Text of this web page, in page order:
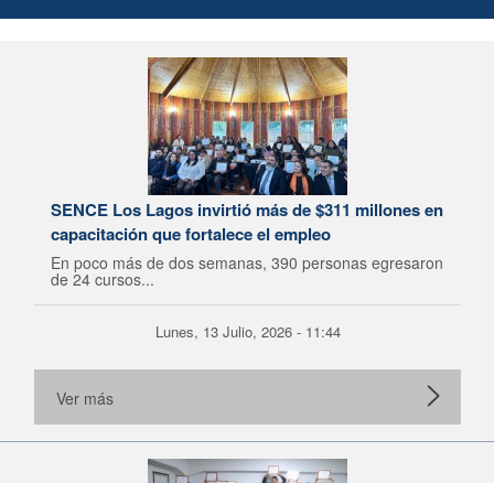
SENCE Los Lagos invirtió más de $311 millones en
capacitación que fortalece el empleo
En poco más de dos semanas, 390 personas egresaron
de 24 cursos...
Lunes, 13 Julio, 2026 - 11:44
Ver más